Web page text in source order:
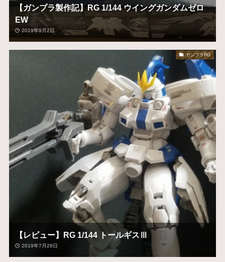
【ガンプラ製作記】RG 1/144 ウイングガンダムゼロ
EW
2019年9月2日
ガンプラRG
【レビュー】RG 1/144 トールギスⅢ
2019年7月28日